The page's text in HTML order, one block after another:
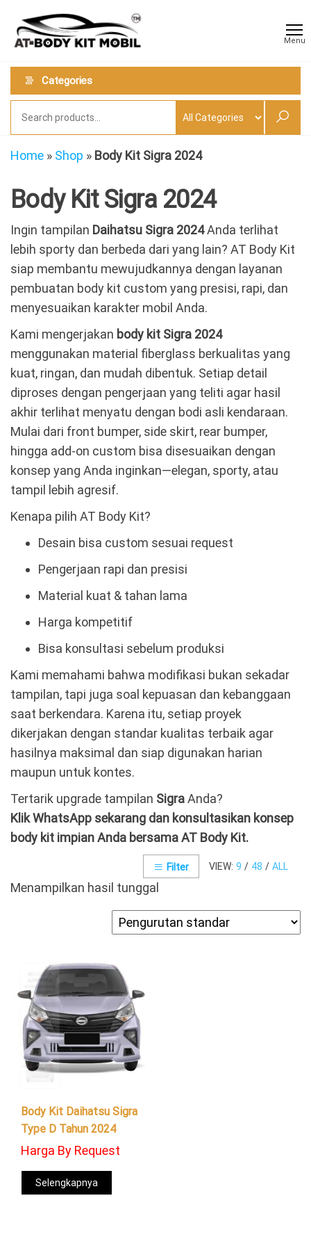
the
content
Kit
Mobil
Menu
Categories
Home » Shop » Body Kit Sigra 2024
Body Kit Sigra 2024
Ingin tampilan Daihatsu Sigra 2024Anda terlihat
lebih sporty dan berbeda dari yang lain? AT Body Kit
siap membantu mewujudkannya dengan layanan
pembuatan body kit custom yang presisi, rapi, dan
menyesuaikan karakter mobil Anda.
Kami mengerjakan body kit Sigra 2024
menggunakan material fiberglass berkualitas yang
kuat, ringan, dan mudah dibentuk. Setiap detail
diproses dengan pengerjaan yang teliti agar hasil
akhir terlihat menyatu dengan bodi asli kendaraan.
Mulai dari front bumper, side skirt, rear bumper,
hingga add-on custom bisa disesuaikan dengan
konsep yang Anda inginkan—elegan, sporty, atau
tampil lebih agresif.
Kenapa pilih AT Body Kit?
Desain bisa custom sesuai request
Pengerjaan rapi dan presisi
Material kuat & tahan lama
Harga kompetitif
Bisa konsultasi sebelum produksi
Kami memahami bahwa modifikasi bukan sekadar
tampilan, tapi juga soal kepuasan dan kebanggaan
saat berkendara. Karena itu, setiap proyek
dikerjakan dengan standar kualitas terbaik agar
hasilnya maksimal dan siap digunakan harian
maupun untuk kontes.
Tertarik upgrade tampilan SigraAnda?
Klik WhatsApp sekarang dan konsultasikan konsep
body kit impian Anda bersama AT Body Kit.
VIEW: 9 / 48 / ALL
Filter
Menampilkan hasil tunggal
Body Kit Daihatsu Sigra
Type D Tahun 2024
Harga By Request
Selengkapnya